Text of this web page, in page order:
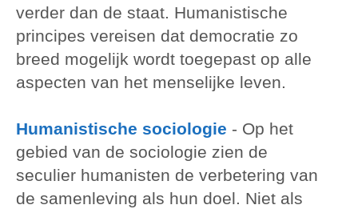
verder dan de staat. Humanistische
principes vereisen dat democratie zo
breed mogelijk wordt toegepast op alle
aspecten van het menselijke leven.
Humanistische sociologie - Op het
gebied van de sociologie zien de
seculier humanisten de verbetering van
de samenleving als hun doel. Niet als